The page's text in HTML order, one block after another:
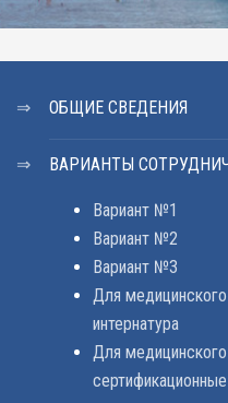
ОБЩИЕ СВЕДЕНИЯ
ВАРИАНТЫ
Вариант №1
Вариант №2
Вариант №3
Для
интернатура
Для